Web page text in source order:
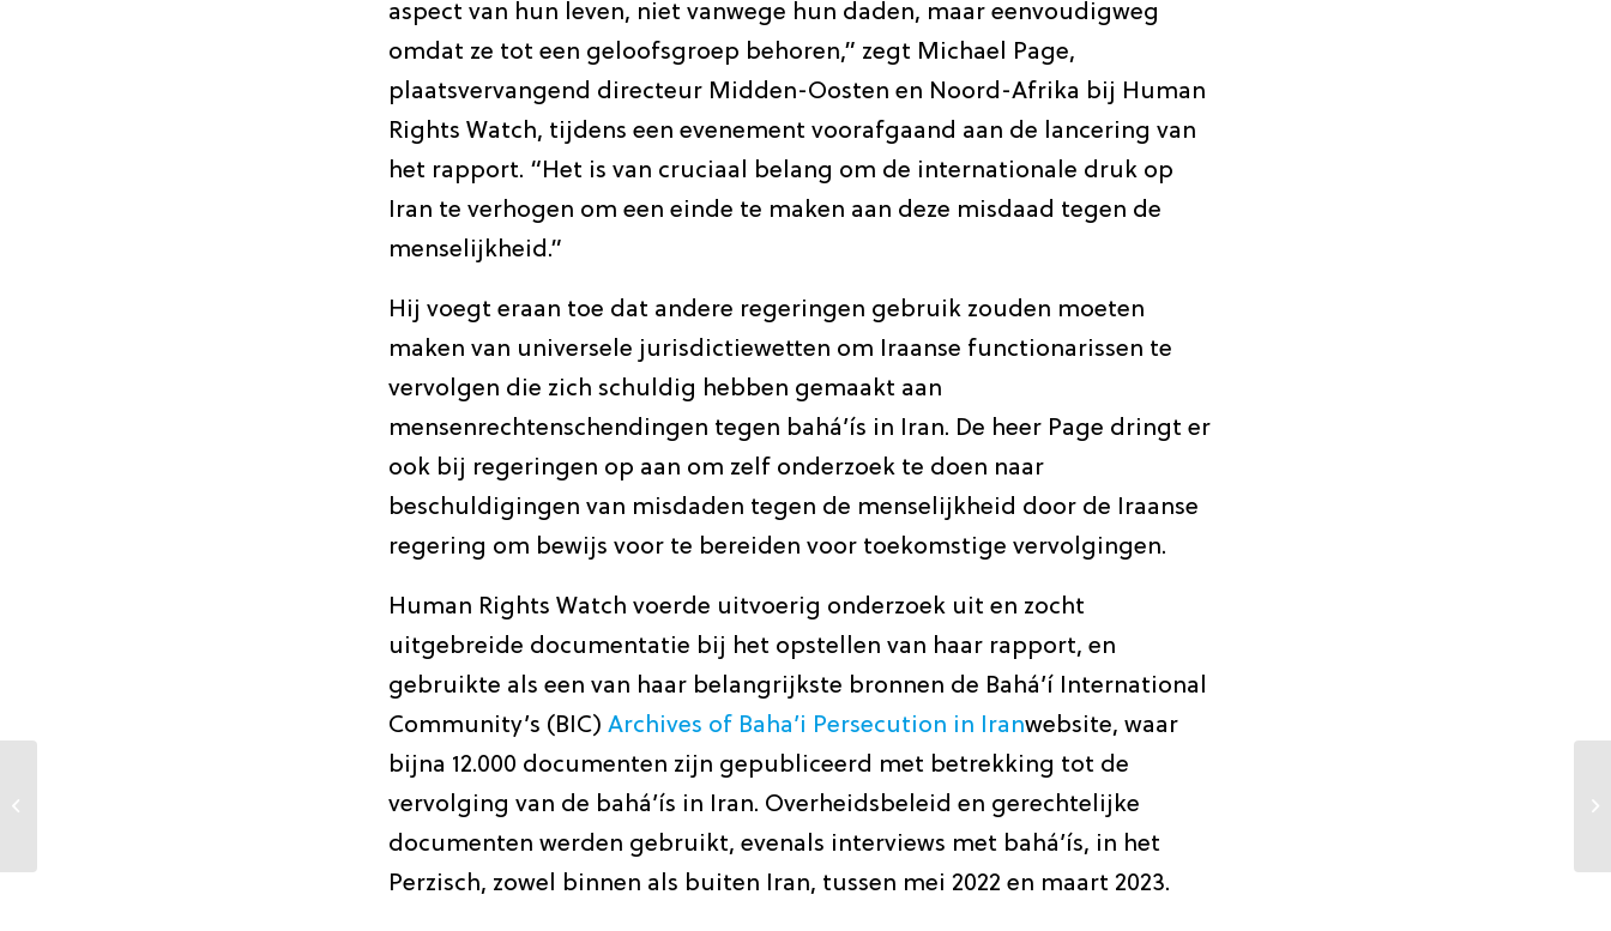
aspect van hun leven, niet vanwege hun daden, maar eenvoudigweg
omdat ze tot een geloofsgroep behoren,” zegt Michael Page,
plaatsvervangend directeur Midden-Oosten en Noord-Afrika bij Human
Rights Watch, tijdens een evenement voorafgaand aan de lancering van
het rapport. “Het is van cruciaal belang om de internationale druk op
Iran te verhogen om een einde te maken aan deze misdaad tegen de
menselijkheid.”
Hij voegt eraan toe dat andere regeringen gebruik zouden moeten
maken van universele jurisdictiewetten om Iraanse functionarissen te
vervolgen die zich schuldig hebben gemaakt aan
mensenrechtenschendingen tegen bahá’ís in Iran. De heer Page dringt er
ook bij regeringen op aan om zelf onderzoek te doen naar
beschuldigingen van misdaden tegen de menselijkheid door de Iraanse
regering om bewijs voor te bereiden voor toekomstige vervolgingen.
Human Rights Watch voerde uitvoerig onderzoek uit en zocht
uitgebreide documentatie bij het opstellen van haar rapport, en
gebruikte als een van haar belangrijkste bronnen de Bahá’í International
Community’s (BIC) Archives of Baha’i Persecution in Iranwebsite, waar
bijna 12.000 documenten zijn gepubliceerd met betrekking tot de
vervolging van de bahá’ís in Iran. Overheidsbeleid en gerechtelijke
documenten werden gebruikt, evenals interviews met bahá’ís, in het
Perzisch, zowel binnen als buiten Iran, tussen mei 2022 en maart 2023.